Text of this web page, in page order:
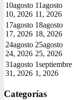
10agosto
10, 2026
11agosto
11, 2026
17agosto
17, 2026
18agosto
18, 2026
24agosto
24, 2026
25agosto
25, 2026
31agosto
31, 2026
1septiembre
1, 2026
Categorías